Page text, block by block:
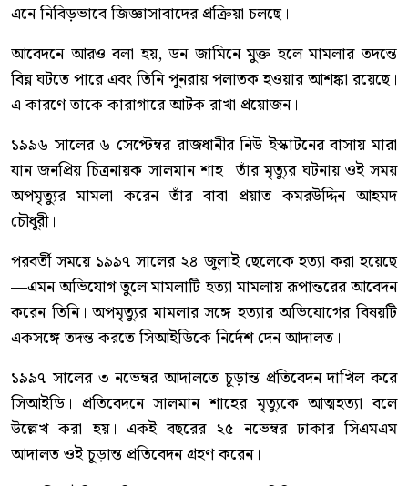
এনে নিবিড়ভাবে জিজ্ঞাসাবাদের প্রক্রিয়া চলছে।
আবেদনে আরও বলা হয়, ডন জামিনে মুক্ত হলে মামলার তদন্তে
বিঘ্ন ঘটতে পারে এবং তিনি পুনরায় পলাতক হওয়ার আশঙ্কা রয়েছে।
এ কারণে তাকে কারাগারে আটক রাখা প্রয়োজন।
১৯৯৬ সালের ৬ সেপ্টেম্বর রাজধানীর নিউ ইস্কাটনের বাসায় মারা
যান জনপ্রিয় চিত্রনায়ক সালমান শাহ। তাঁর মৃত্যুর ঘটনায় ওই সময়
অপমৃত্যুর মামলা করেন তাঁর বাবা প্রয়াত কমরউদ্দিন আহমদ
চৌধুরী।
পরবর্তী সময়ে ১৯৯৭ সালের ২৪ জুলাই ছেলেকে হত্যা করা হয়েছে
—এমন অভিযোগ তুলে মামলাটি হত্যা মামলায় রূপান্তরের আবেদন
করেন তিনি। অপমৃত্যুর মামলার সঙ্গে হত্যার অভিযোগের বিষয়টি
একসঙ্গে তদন্ত করতে সিআইডিকে নির্দেশ দেন আদালত।
১৯৯৭ সালের ৩ নভেম্বর আদালতে চূড়ান্ত প্রতিবেদন দাখিল করে
সিআইডি। প্রতিবেদনে সালমান শাহের মৃত্যুকে আত্মহত্যা বলে
উল্লেখ করা হয়। একই বছরের ২৫ নভেম্বর ঢাকার সিএমএম
আদালত ওই চূড়ান্ত প্রতিবেদন গ্রহণ করেন।